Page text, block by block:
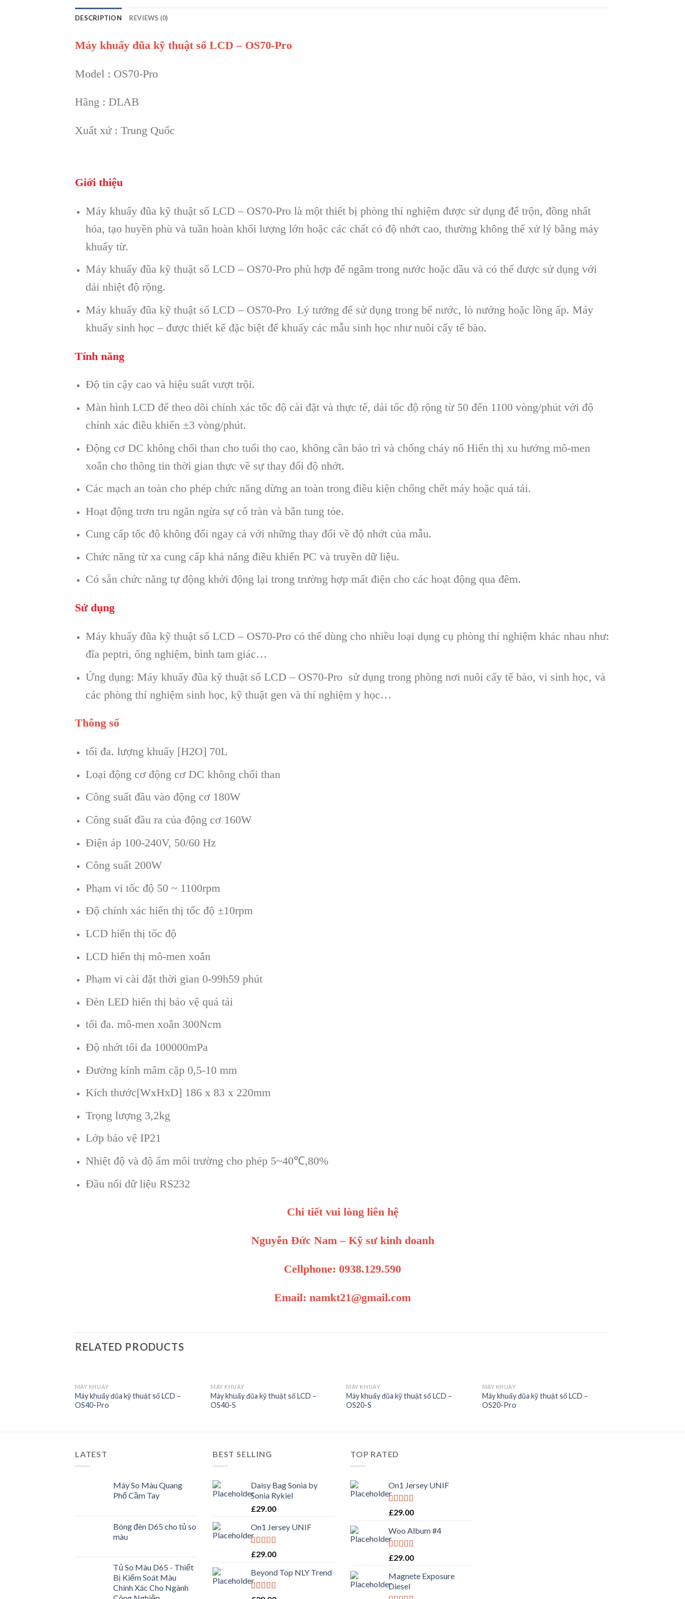
DESCRIPTION REVIEWS (0)
Máy khuấy đũa kỹ thuật số LCD – OS70-Pro
Model : OS70-Pro
Hãng : DLAB
Xuất xứ : Trung Quốc
Giới thiệu
Máy khuấy đũa kỹ thuật số LCD – OS70-Pro là một thiết bị phòng thí nghiệm được sử dụng để trộn, đồng nhất
hóa, tạo huyền phù và tuần hoàn khối lượng lớn hoặc các chất có độ nhớt cao, thường không thể xử lý bằng máy
khuấy từ.
Máy khuấy đũa kỹ thuật số LCD – OS70-Pro phù hợp để ngâm trong nước hoặc dầu và có thể được sử dụng với
dải nhiệt độ rộng.
Máy khuấy đũa kỹ thuật số LCD – OS70-Pro Lý tưởng để sử dụng trong bể nước, lò nướng hoặc lồng ấp. Máy
khuấy sinh học – được thiết kế đặc biệt để khuấy các mẫu sinh học như nuôi cấy tế bào.
Tính năng
Độ tin cậy cao và hiệu suất vượt trội.
Màn hình LCD để theo dõi chính xác tốc độ cài đặt và thực tế, dải tốc độ rộng từ 50 đến 1100 vòng/phút với độ
chính xác điều khiển ±3 vòng/phút.
Động cơ DC không chổi than cho tuổi thọ cao, không cần bảo trì và chống cháy nổ Hiển thị xu hướng mô-men
xoắn cho thông tin thời gian thực về sự thay đổi độ nhớt.
Các mạch an toàn cho phép chức năng dừng an toàn trong điều kiện chống chết máy hoặc quá tải.
Hoạt động trơn tru ngăn ngừa sự cố tràn và bắn tung tóe.
Cung cấp tốc độ không đổi ngay cả với những thay đổi về độ nhớt của mẫu.
Chức năng từ xa cung cấp khả năng điều khiển PC và truyền dữ liệu.
Có sẵn chức năng tự động khởi động lại trong trường hợp mất điện cho các hoạt động qua đêm.
Sử dụng
Máy khuấy đũa kỹ thuật số LCD – OS70-Pro có thể dùng cho nhiều loại dụng cụ phòng thí nghiệm khác nhau như:
đĩa peptri, ống nghiệm, bình tam giác…
Ứng dụng: Máy khuấy đũa kỹ thuật số LCD – OS70-Pro sử dụng trong phòng nơi nuôi cấy tế bào, vi sinh học, và
các phòng thí nghiệm sinh học, kỹ thuật gen và thí nghiệm y học…
Thông số
tối đa. lượng khuấy [H2O] 70L
Loại động cơ động cơ DC không chổi than
Công suất đầu vào động cơ 180W
Công suất đầu ra của động cơ 160W
Điện áp 100-240V, 50/60 Hz
Công suất 200W
Phạm vi tốc độ 50 ~ 1100rpm
Độ chính xác hiển thị tốc độ ±10rpm
LCD hiển thị tốc độ
LCD hiển thị mô-men xoắn
Phạm vi cài đặt thời gian 0-99h59 phút
Đèn LED hiển thị bảo vệ quá tải
tối đa. mô-men xoắn 300Ncm
Độ nhớt tối đa 100000mPa
Đường kính mâm cặp 0,5-10 mm
Kích thước[WxHxD] 186 x 83 x 220mm
Trọng lượng 3,2kg
Lớp bảo vệ IP21
Nhiệt độ và độ ẩm môi trường cho phép 5~40℃,80%
Đầu nối dữ liệu RS232
Chi tiết vui lòng liên hệ
Nguyễn Đức Nam – Kỹ sư kinh doanh
Cellphone: 0938.129.590
Email: namkt21@gmail.com
RELATED PRODUCTS
MÁY KHUẤY
Máy khuấy đũa kỹ thuật số LCD –
OS40-Pro
MÁY KHUẤY
Máy khuấy đũa kỹ thuật số LCD –
OS40-S
MÁY KHUẤY
Máy khuấy đũa kỹ thuật số LCD –
OS20-S
MÁY KHUẤY
Máy khuấy đũa kỹ thuật số LCD –
OS20-Pro
LATEST
Máy So Màu Quang
Phổ Cầm Tay
Bóng đèn D65 cho tủ so
màu
Tủ So Màu D65 - Thiết
Bị Kiểm Soát Màu
Chính Xác Cho Ngành
BEST SELLING
Daisy Bag Sonia by
Sonia Rykiel
£29.00
On1 Jersey UNIF
Rated5.00
£29.00
Beyond Top NLY Trend
TOP RATED
On1 Jersey UNIF
Rated5.00
£29.00
Woo Album #4
Rated5.00
£29.00
Magnete Exposure
Diesel